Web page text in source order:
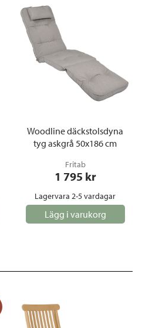
Woodline däckstolsdyna
tyg askgrå 50x186 cm
Fritab
1 795 kr
Lagervara 2-5 vardagar
Lägg i varukorg